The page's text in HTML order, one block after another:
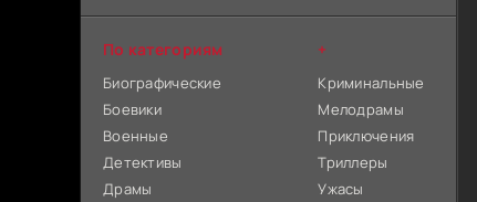
По категориям
Биографические
Боевики
Военные
Детективы
Драмы
+
Криминальные
Мелодрамы
Приключения
Триллеры
Ужасы